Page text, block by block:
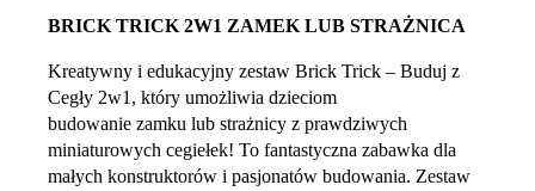
BRICK TRICK 2W1 ZAMEK LUB STRAŻNICA
Kreatywny i edukacyjny zestaw Brick Trick – Buduj z
Cegły 2w1, który umożliwia dzieciom
budowanie zamku lub strażnicy z prawdziwych
miniaturowych cegiełek! To fantastyczna zabawka dla
małych konstruktorów i pasjonatów budowania. Zestaw